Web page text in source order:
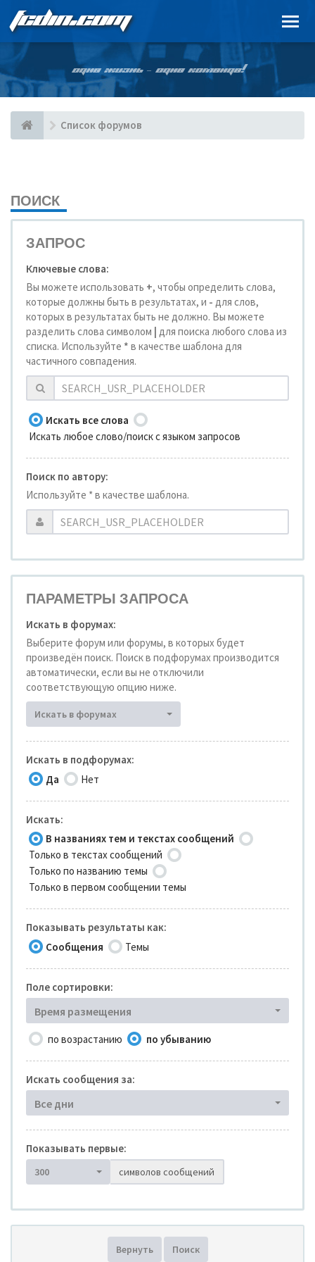
FCDIN.COM
ОДНА ЖИЗНЬ – ОДНА КОМАНДА!
Список форумов
ПОИСК
ЗАПРОС
Ключевые слова:
Вы можете использовать +, чтобы определить слова,
которые должны быть в результатах, и - для слов,
которых в результатах быть не должно. Вы можете
разделить слова символом | для поиска любого слова из
списка. Используйте * в качестве шаблона для
частичного совпадения.
Искать все слова
Искать любое слово/поиск с языком запросов
Поиск по автору:
Используйте * в качестве шаблона.
ПАРАМЕТРЫ ЗАПРОСА
Искать в форумах:
Выберите форум или форумы, в которых будет
произведён поиск. Поиск в подфорумах производится
автоматически, если вы не отключили
соответствующую опцию ниже.
Искать в форумах
Искать в подфорумах:
Да
Нет
Искать:
В названиях тем и текстах сообщений
Только в текстах сообщений
Только по названию темы
Только в первом сообщении темы
Показывать результаты как:
Сообщения
Темы
Поле сортировки:
Время размещения
по возрастанию по убыванию
Искать сообщения за:
Все дни
Показывать первые:
300 символов сообщений
Вернуть Поиск